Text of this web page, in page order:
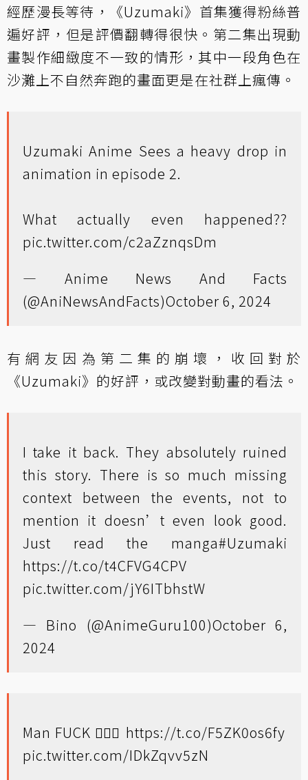
經歷漫長等待，《Uzumaki》首集獲得粉絲普
遍好評，但是評價翻轉得很快。第二集出現動
畫製作細緻度不一致的情形，其中一段角色在
沙灘上不自然奔跑的畫面更是在社群上瘋傳。
Uzumaki Anime Sees a heavy drop in
animation in episode 2.
What actually even happened??
pic.twitter.com/c2aZznqsDm
— Anime News And Facts
(@AniNewsAndFacts)October 6, 2024
有網友因為第二集的崩壞，收回對於
《Uzumaki》的好評，或改變對動畫的看法。
I take it back. They absolutely ruined
this story. There is so much missing
context between the events, not to
mention it doesn’t even look good.
Just read the manga#Uzumaki
https://t.co/t4CFVG4CPV
pic.twitter.com/jY6ITbhstW
— Bino (@AnimeGuru100)October 6,
2024
Man FUCK 🤦🏽‍♂️ https://t.co/F5ZK0os6fy
pic.twitter.com/IDkZqvv5zN